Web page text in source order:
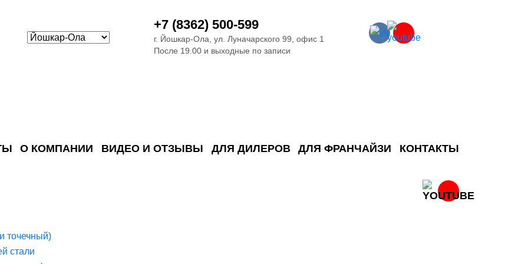
+7 (8362) 500-599
г. Йошкар-Ола, ул. Луначарского 99, офис 1
После 19.00 и выходные по записи
О КОМПАНИИ ВИДЕО И ОТЗЫВЫ ДЛЯ ДИЛЕРОВ ДЛЯ ФРАНЧАЙЗИ КОНТАКТЫ
точечный)
стали